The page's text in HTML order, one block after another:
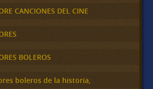
CANCIONES DEL CINE
BOLEROS
boleros de la historia,